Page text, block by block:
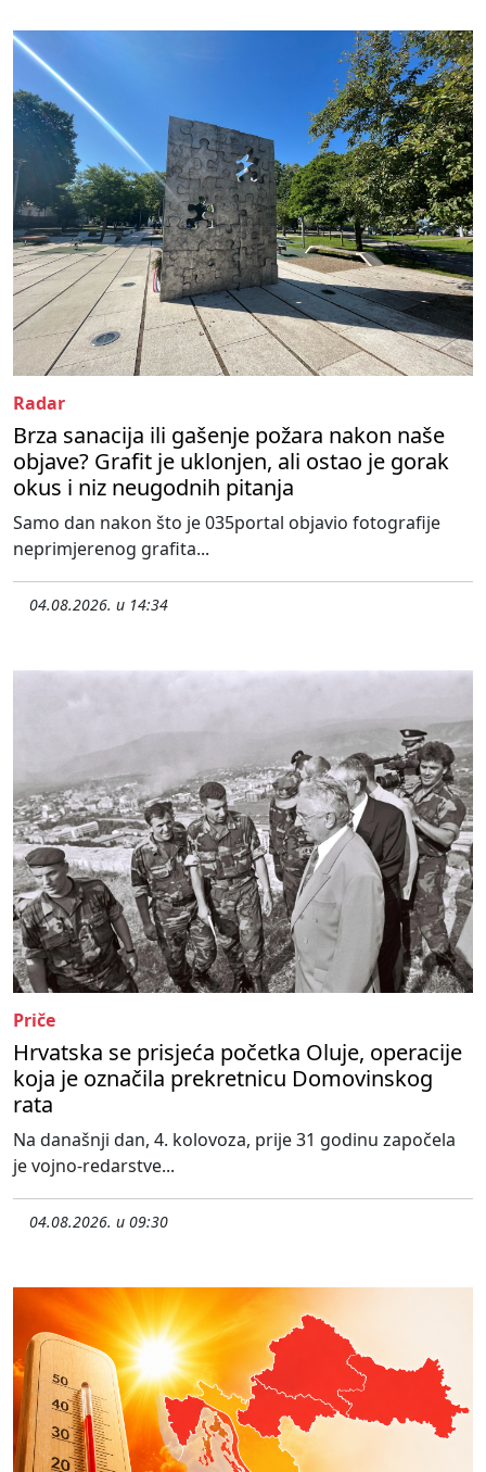
Radar
Brza sanacija ili gašenje požara nakon naše
objave? Grafit je uklonjen, ali ostao je gorak
okus i niz neugodnih pitanja
Samo dan nakon što je 035portal objavio fotografije
neprimjerenog grafita...
04.08.2026. u 14:34
Priče
Hrvatska se prisjeća početka Oluje, operacije
koja je označila prekretnicu Domovinskog
rata
Na današnji dan, 4. kolovoza, prije 31 godinu započela
je vojno-redarstve...
04.08.2026. u 09:30